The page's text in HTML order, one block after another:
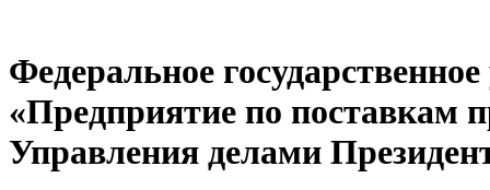
Федеральное
«Предприятие по поставкам
Управления делами